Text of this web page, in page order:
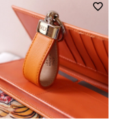
favorite_border